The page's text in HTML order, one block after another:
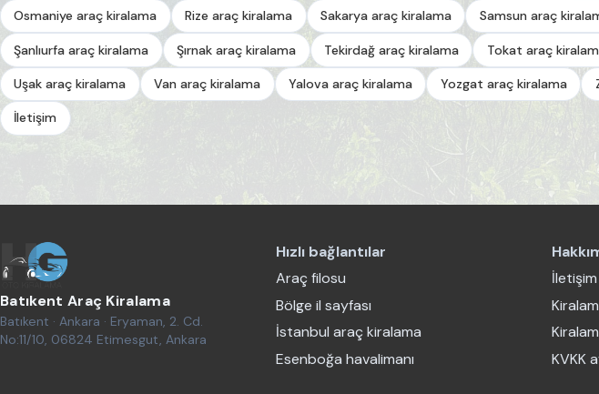
Osmaniye araç kiralama Rize araç kiralama Sakarya araç kiralama Samsun araç
Şanlıurfa araç kiralama Şırnak araç kiralama Tekirdağ araç kiralama Tokat araç
Uşak araç kiralama Van araç kiralama Yalova araç kiralama Yozgat araç kiralama
İletişim
Batıkent Araç Kiralama
Batıkent · Ankara · Eryaman, 2. Cd.
No:11/10, 06824 Etimesgut, Ankara
Hızlı bağlantılar
Araç filosu
Bölge il sayfası
İstanbul araç kiralama
Esenboğa havalimanı
İletişim
KVKK